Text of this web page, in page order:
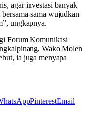
agar investasi banyak
sama wujudkan
ungkapnya.
Forum Komunikasi
Wako Molen
ia juga menyapa
PinterestEmail